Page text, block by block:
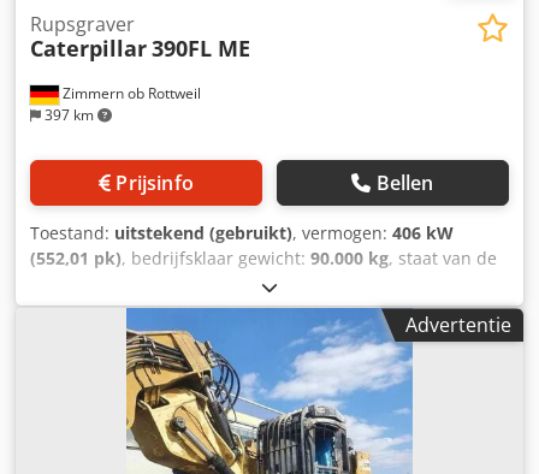
Zimmern ob Rottweil
397 km
Rupsgraver
Caterpillar390FL ME
Prijsinfo Bellen
Toestand: uitstekend (gebruikt), vermogen: 406 kW
(552,01 pk), bedrijfsklaar gewicht: 90.000 kg, staat van de
2015, bedrijfsturen:
Uitrusting:airconditioning, cabine, CATERPILLAR 390FL ME
Bouwjaar: 2015 Dodpoy U I Hbsfx Abpjwa Bedrijfsuren:
12.866 u Gesloten beschermcabine Airconditioning Radio
Achteruitrijcamera Centrale smering Standaard giek
Stellengte: 2,90 m Rotsbak met snijmes, 2,20 m breed
Onderwagen ca. 60% over Bodemplaten 650 mm breed
CAT C18 motor met 406 kW CE / EPA Bedrijfsgewicht: 90 ton
Advertentie